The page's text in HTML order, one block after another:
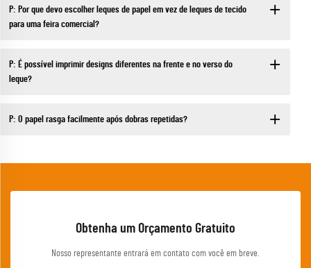
P: Por que devo escolher leques de papel em vez de leques de tecido
para uma feira comercial?
P: É possível imprimir designs diferentes na frente e no verso do
leque?
P: O papel rasga facilmente após dobras repetidas?
Obtenha um Orçamento Gratuito
Nosso representante entrará em contato com você em breve.